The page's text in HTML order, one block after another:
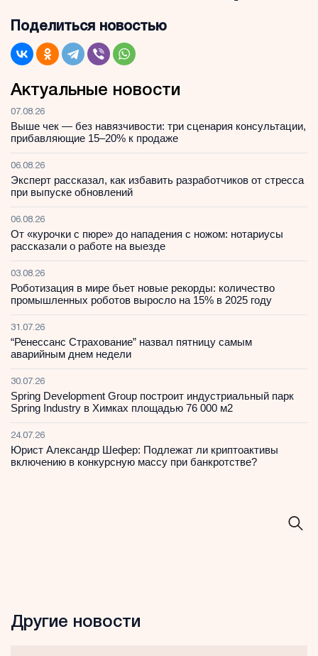
Поделиться новостью
Актуальные новости
07.08.26
Выше чек — без навязчивости: три сценария консультации,
прибавляющие 15–20% к продаже
06.08.26
Эксперт рассказал, как избавить разработчиков от стресса
при выпуске обновлений
06.08.26
От «курочки с пюре» до нападения с ножом: нотариусы
рассказали о работе на выезде
03.08.26
Роботизация в мире бьет новые рекорды: количество
промышленных роботов выросло на 15% в 2025 году
31.07.26
“Ренессанс Страхование” назвал пятницу самым
аварийным днем недели
30.07.26
Spring Development Group построит индустриальный парк
Spring Industry в Химках площадью 76 000 м2
24.07.26
Юрист Александр Шефер: Подлежат ли криптоактивы
включению в конкурсную массу при банкротстве?
Другие новости